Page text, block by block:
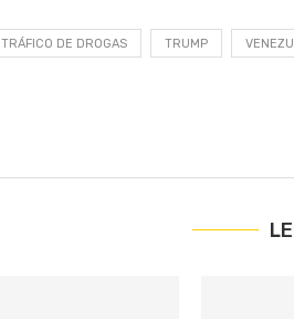
TRÁFICO DE DROGAS TRUMP